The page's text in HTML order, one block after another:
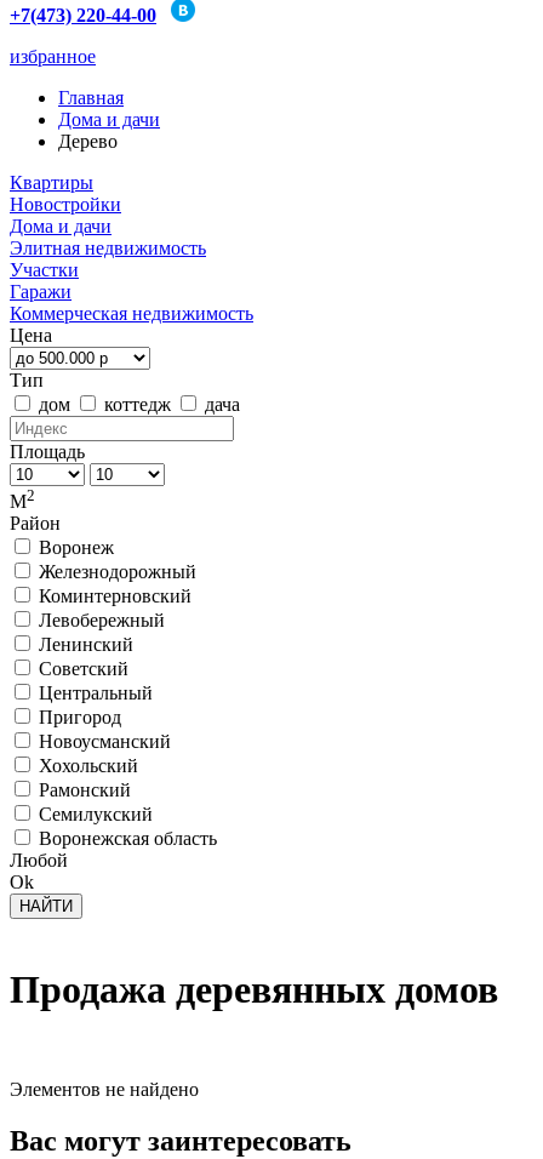
+7(473) 220-44-00
избранное
Главная
Дома и дачи
Дерево
Квартиры
Новостройки
Дома и дачи
Элитная недвижимость
Участки
Гаражи
Коммерческая недвижимость
Цена
Тип
дом
коттедж дача
Площадь
М2
Район
Воронеж
Железнодорожный
Коминтерновский
Левобережный
Ленинский
Советский
Центральный
Пригород
Новоусманский
Хохольский
Рамонский
Семилукский
Воронежская область
Любой
Ok
Продажа деревянных домов
Элементов не найдено
Вас могут заинтересовать